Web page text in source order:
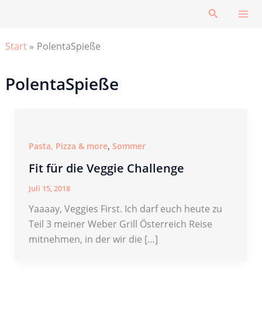
Suchen
Start PolentaSpieße
PolentaSpieße
Pasta, Pizza & more, Sommer
Fit für die Veggie Challenge
Juli 15, 2018
Yaaaay, Veggies First. Ich darf euch heute zu
Teil 3 meiner Weber Grill Österreich Reise
mitnehmen, in der wir die […]